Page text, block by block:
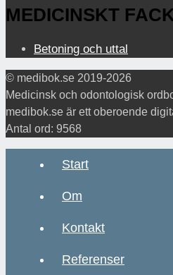
MEDICINSKT
Betoning och uttal
© medibok.se 2019-2026
Medicinsk och odontologisk
medibok.se är ett oberoende
Antal ord: 9568
Start
Om
Kontakt
Referenser